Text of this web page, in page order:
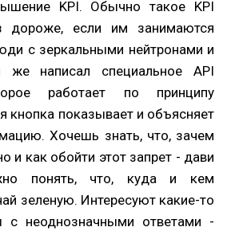
KPI. Обычно такое KPI
дороже, если им занимаются
с зеркальными нейтронами и
написал специальное API
работает по принципу
кнопка показывает и объясняет
Хочешь знать, что, зачем
и как обойти этот запрет - дави
понять, что, куда и кем
зеленую. Интересуют какие-то
с неоднозначными ответами -